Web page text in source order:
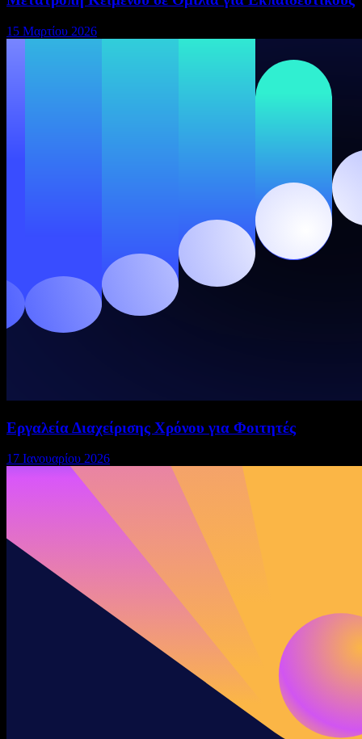
15 Μαρτίου 2026
Εργαλεία Διαχείρισης Χρόνου για Φοιτητές
17 Ιανουαρίου 2026